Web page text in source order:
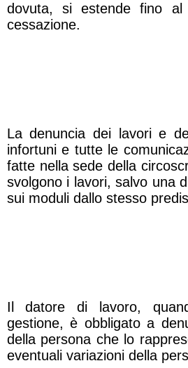
dovuta, si estende fino al
cessazione.
La denuncia dei lavori e
infortuni e tutte le
fatte nella sede della
svolgono i lavori, salvo una
sui moduli dallo stesso
Il datore di lavoro,
gestione, è obbligato a
della persona che lo
eventuali variazioni della